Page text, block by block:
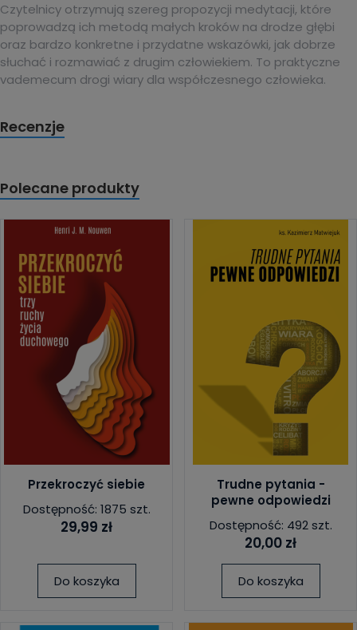
Czytelnicy otrzymują szereg propozycji medytacji, które
poprowadzą ich metodą małych kroków na drodze głębi
oraz bardzo konkretne i przydatne wskazówki, jak dobrze
słuchać i rozmawiać z drugim człowiekiem. To praktyczne
vademecum drogi wiary dla współczesnego człowieka.
Recenzje
Polecane produkty
Przekroczyć siebie
Dostępność: 1875 szt.
29,99 zł
Do koszyka
Trudne pytania -
pewne odpowiedzi
Dostępność: 492 szt.
20,00 zł
Do koszyka